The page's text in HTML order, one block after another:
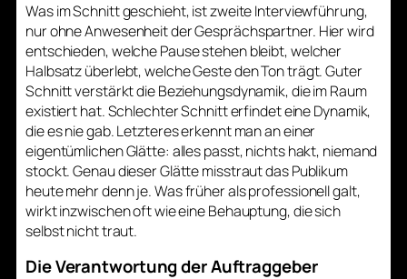
Was im Schnitt geschieht, ist zweite Interviewführung,
nur ohne Anwesenheit der Gesprächspartner. Hier wird
entschieden, welche Pause stehen bleibt, welcher
Halbsatz überlebt, welche Geste den Ton trägt. Guter
Schnitt verstärkt die Beziehungsdynamik, die im Raum
existiert hat. Schlechter Schnitt erfindet eine Dynamik,
die es nie gab. Letzteres erkennt man an einer
eigentümlichen Glätte: alles passt, nichts hakt, niemand
stockt. Genau dieser Glätte misstraut das Publikum
heute mehr denn je. Was früher als professionell galt,
wirkt inzwischen oft wie eine Behauptung, die sich
selbst nicht traut.
Die Verantwortung der Auftraggeber